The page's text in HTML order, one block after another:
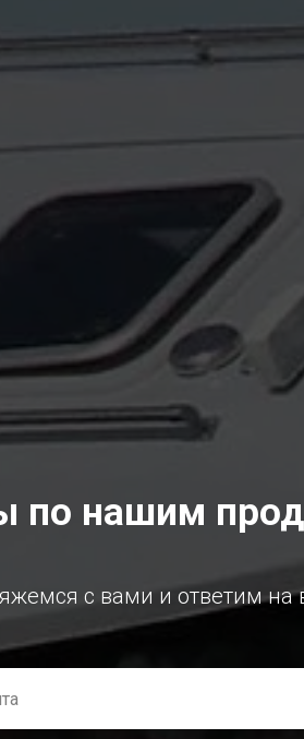
по нашим
с вами и ответим на